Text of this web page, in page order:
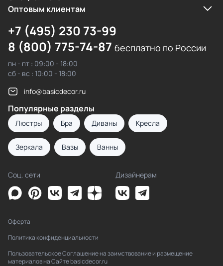
Оптовым клиентам
+7 (495) 230 73-99
8 (800) 775-74-87 бесплатно по России
пн - пт : 09:00 - 18:00
сб - вс : 10:00 - 18:00
info@basicdecor.ru
Популярные разделы
Люстры Бра Диваны Кресла
Зеркала Вазы Ванны
Соц. сети Дизайнерам
Оферта
Политика конфиденциальности
Пользовательское Соглашение на заимствование и размещение
материалов на Сайте basicdecor.ru